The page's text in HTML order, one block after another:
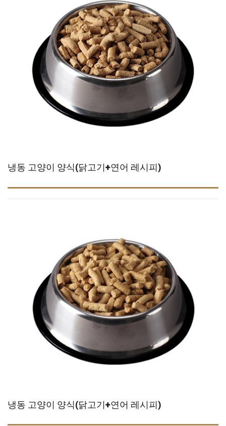
냉동 고양이 양식(닭고기+연어 레시피)
냉동 고양이 양식(닭고기+연어 레시피)